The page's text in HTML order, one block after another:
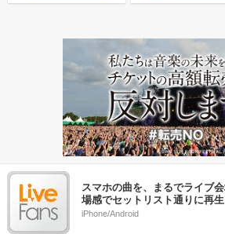
スマホの曲を、まるでライブ
場感でセットリスト通りに再生
iPhone/Android